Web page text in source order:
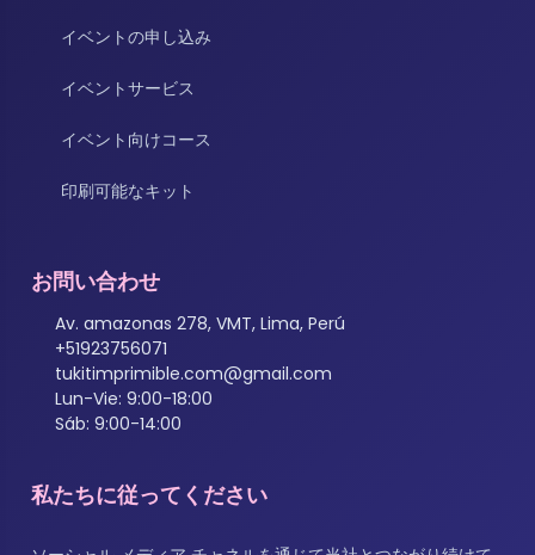
イベントの申し込み
イベントサービス
イベント向けコース
印刷可能なキット
お問い合わせ
Av. amazonas 278, VMT, Lima, Perú
+51923756071
tukitimprimible.com@gmail.com
Lun-Vie: 9:00-18:00
Sáb: 9:00-14:00
私たちに従ってください